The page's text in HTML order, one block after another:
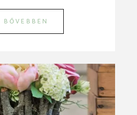
BŐVEBBEN